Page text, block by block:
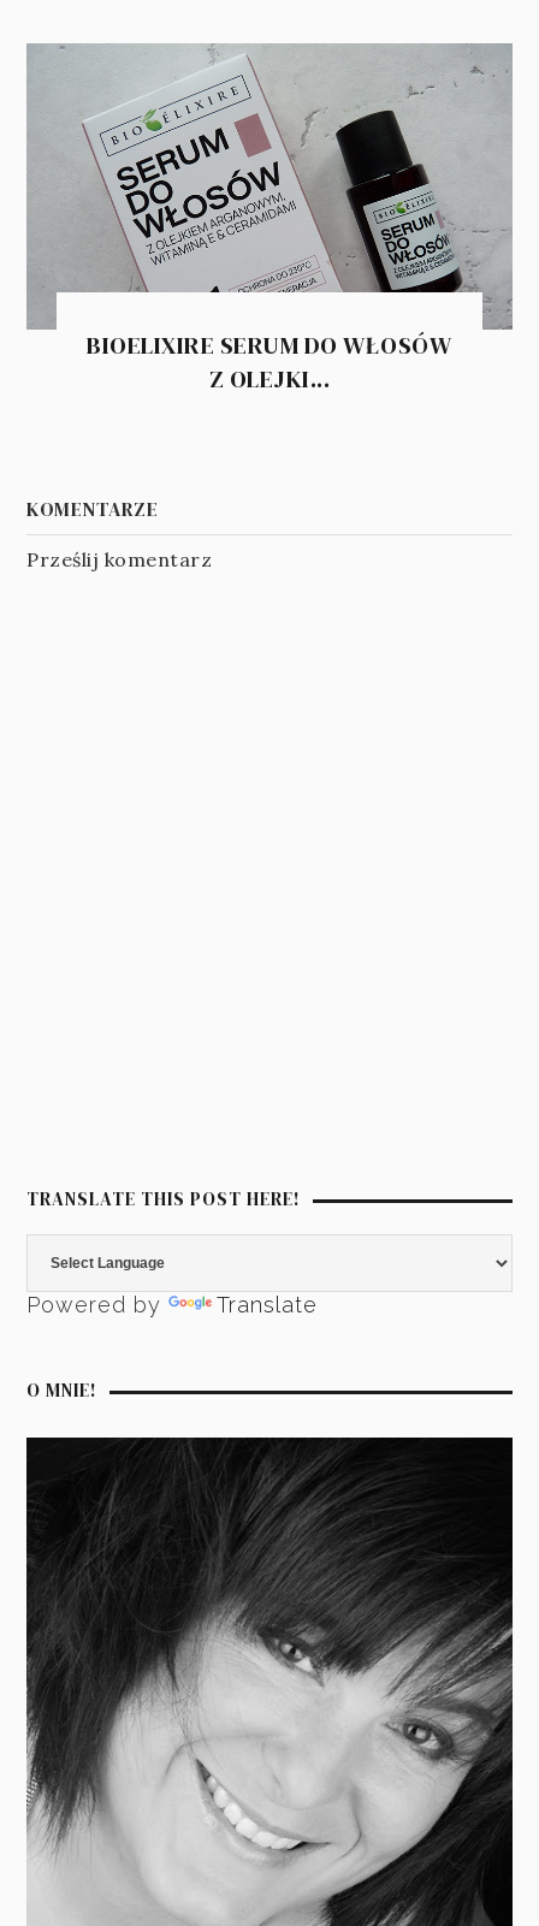
BIOELIXIRE SERUM DO WŁOSÓW
Z OLEJKI...
KOMENTARZE
Prześlij komentarz
TRANSLATE THIS POST HERE!
Powered by Translate
O MNIE!